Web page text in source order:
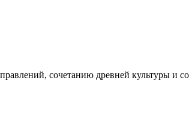
сочетанию древней культуры и